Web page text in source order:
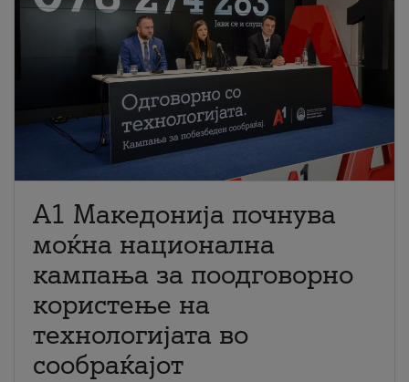
A1 Македонија почнува
моќна национална
кампања за поодговорно
користење на
технологијата во
сообраќајот